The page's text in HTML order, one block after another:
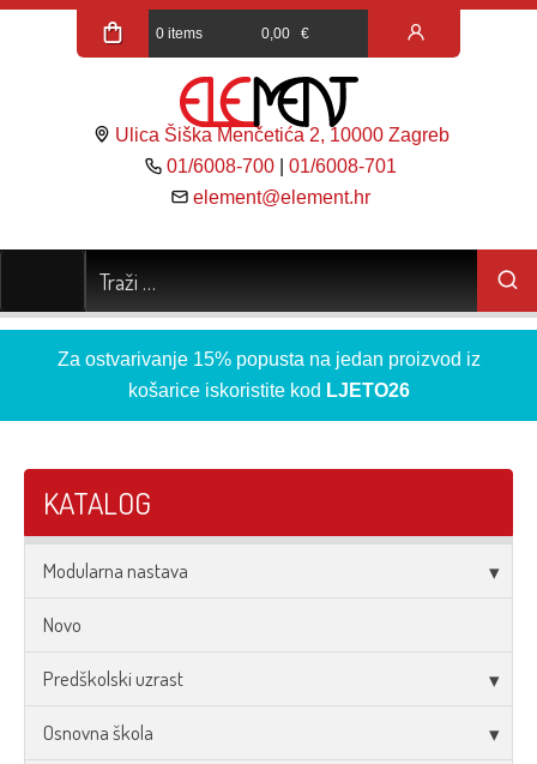
0 items 0,00 €
Ulica Šiška Menčetića 2, 10000 Zagreb
01/6008-700 |01/6008-701
element@element.hr
Za ostvarivanje 15% popusta na jedan proizvod iz
košarice iskoristite kod LJETO26
KATALOG
Modularna nastava
Novo
Predškolski uzrast
Osnovna škola